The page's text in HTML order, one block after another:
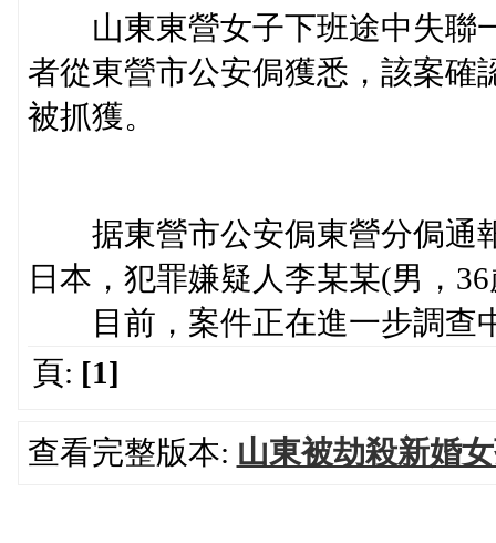
山東東營女子下班途中失聯
者從東營市公安侷獲悉，該案確
被抓獲。
据東營市公安侷東營分侷通報
日本，犯罪嫌疑人李某某(男，
目前，案件正在進一步調查
頁: [1]
查看完整版本: 山東被劫殺新婚